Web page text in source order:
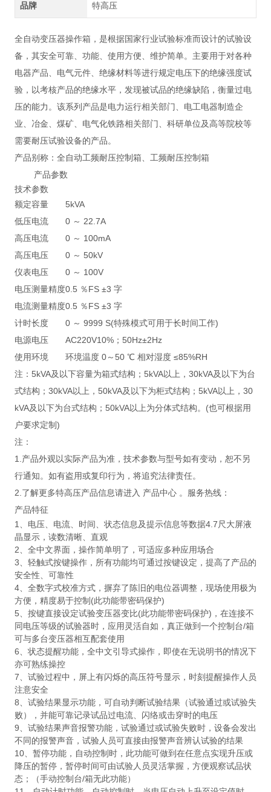
品牌 特高压
全自动变压器操作箱，是根据国家行业试验标准而设计的试验设
备，其安全可靠、功能、使用方便、维护简单。主要用于对各种
电器产品、电气元件、绝缘材料等进行规定电压下的绝缘强度试
验，以考核产品的绝缘水平，发现被试品的绝缘缺陷，衡量过电
压的能力。该系列产品是电力运行相关部门、电工电器制造企
业、冶金、煤矿、电气化铁路相关部门、科研单位及高等院校等
需要耐压试验设备的产品。
产品别称：全自动工频耐压控制箱、工频耐压控制箱
产品参数
技术参数
额定容量
5kVA
低压电流
0 ～ 22.7A
高压电流
0 ～ 100mA
高压电压
0 ～ 50kV
仪表电压
0 ～ 100V
电压测量精度0.5 ％FS ±3 字
电流测量精度0.5 ％FS ±3 字
计时长度
0 ～ 9999 S(特殊模式可用于长时间工作)
电源电压
AC220V10%；50Hz±2Hz
使用环境
环境温度 0～50 ℃ 相对湿度 ≤85%RH
注：5kVA及以下容量为箱式结构；5kVA以上，30kVA及以下为台
式结构；30kVA以上，50kVA及以下为柜式结构；5kVA以上，30
kVA及以下为台式结构；50kVA以上为分体式结构。(也可根据用
户要求定制)
注：
1.产品外观以实际产品为准，技术参数与型号如有变动，恕不另
行通知。如有盗用或复印行为，将追究法律责任。
2.了解更多特高压产品信息请进入 产品中心 。服务热线：
产品特征
1、电压、电流、时间、状态信息及提示信息等数据4.7尺大屏液
晶显示，读数清晰、直观
2、全中文界面，操作简单明了，可适应多种应用场合
3、轻触式按键操作，所有功能均可通过按键设定，提高了产品的
安全性、可靠性
4、全数字式校准方式，摒弃了陈旧的电位器调整，现场使用极为
方便，精度易于控制(此功能带密码保护)
5、按键直接设定试验变压器变比(此功能带密码保护)，在连接不
同电压等级的试验器时，应用灵活自如，真正做到一个控制台/箱
可与多台变压器相互配套使用
6、状态提醒功能，全中文引导式操作，即使在无说明书的情况下
亦可熟练操控
7、试验过程中，屏上有闪烁的高压符号显示，时刻提醒操作人员
注意安全
8、试验结果显示功能，可自动判断试验结果（试验通过或试验失
败），并能可靠记录试品过电流、闪络或击穿时的电压
9、试验结果声音报警功能，试验通过或试验失败时，设备会发出
不同的报警声音，试验人员可直接由报警声音辨认试验的结果
10、暂停功能，自动控制时，此功能可做到在任意点实现升压或
降压的暂停，暂停时间可由试验人员灵活掌握，方便观察试品状
态；（手动控制台/箱无此功能）